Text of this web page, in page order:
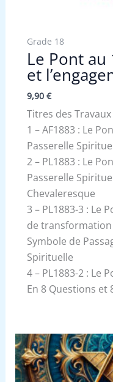
Grade 18
Le Pont au
et
9,90 €
Titres des
1 – AF1883 : Le
Passerelle
2 – PL1883 : Le
Passerelle
Chevaleresque
3 – PL1883-3 : Le
de transformation
Symbole de
Spirituelle
4 – PL1883-2 : Le
En 8 Questions et